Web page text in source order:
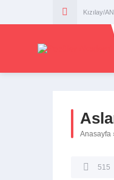
Kızılay/
Anasayfa
515